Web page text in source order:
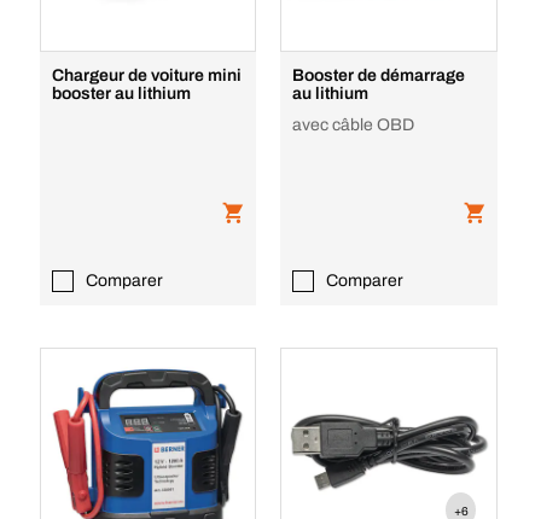
Chargeur de voiture mini
booster au lithium
Comparer
Booster de démarrage
au lithium
avec câble OBD
Comparer
+6